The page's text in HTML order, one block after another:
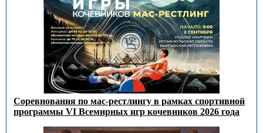
Соревнования по мас-рестлингу в рамках спортивной
программы VI Всемирных игр кочевников 2026 года